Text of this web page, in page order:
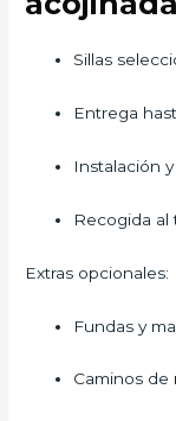
Sillas
Entrega
Instalación
Recogida al
Extras opcionales:
Fundas y
Caminos de